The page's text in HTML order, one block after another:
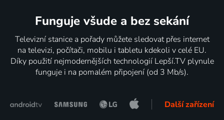
Funguje všude a bez sekání
Televizní stanice a pořady můžete sledovat přes internet
na televizi, počítači, mobilu i tabletu kdekoli v celé EU.
Díky použití nejmodernějších technologií Lepší.TV plynule
funguje i na pomalém připojení (od 3 Mb/s).
Další zařízení